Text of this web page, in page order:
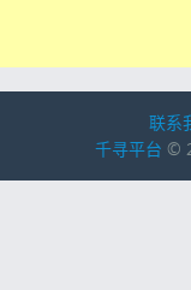
联系
千寻平台 ©